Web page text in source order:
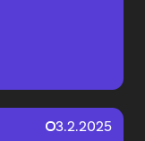
3.2.2025